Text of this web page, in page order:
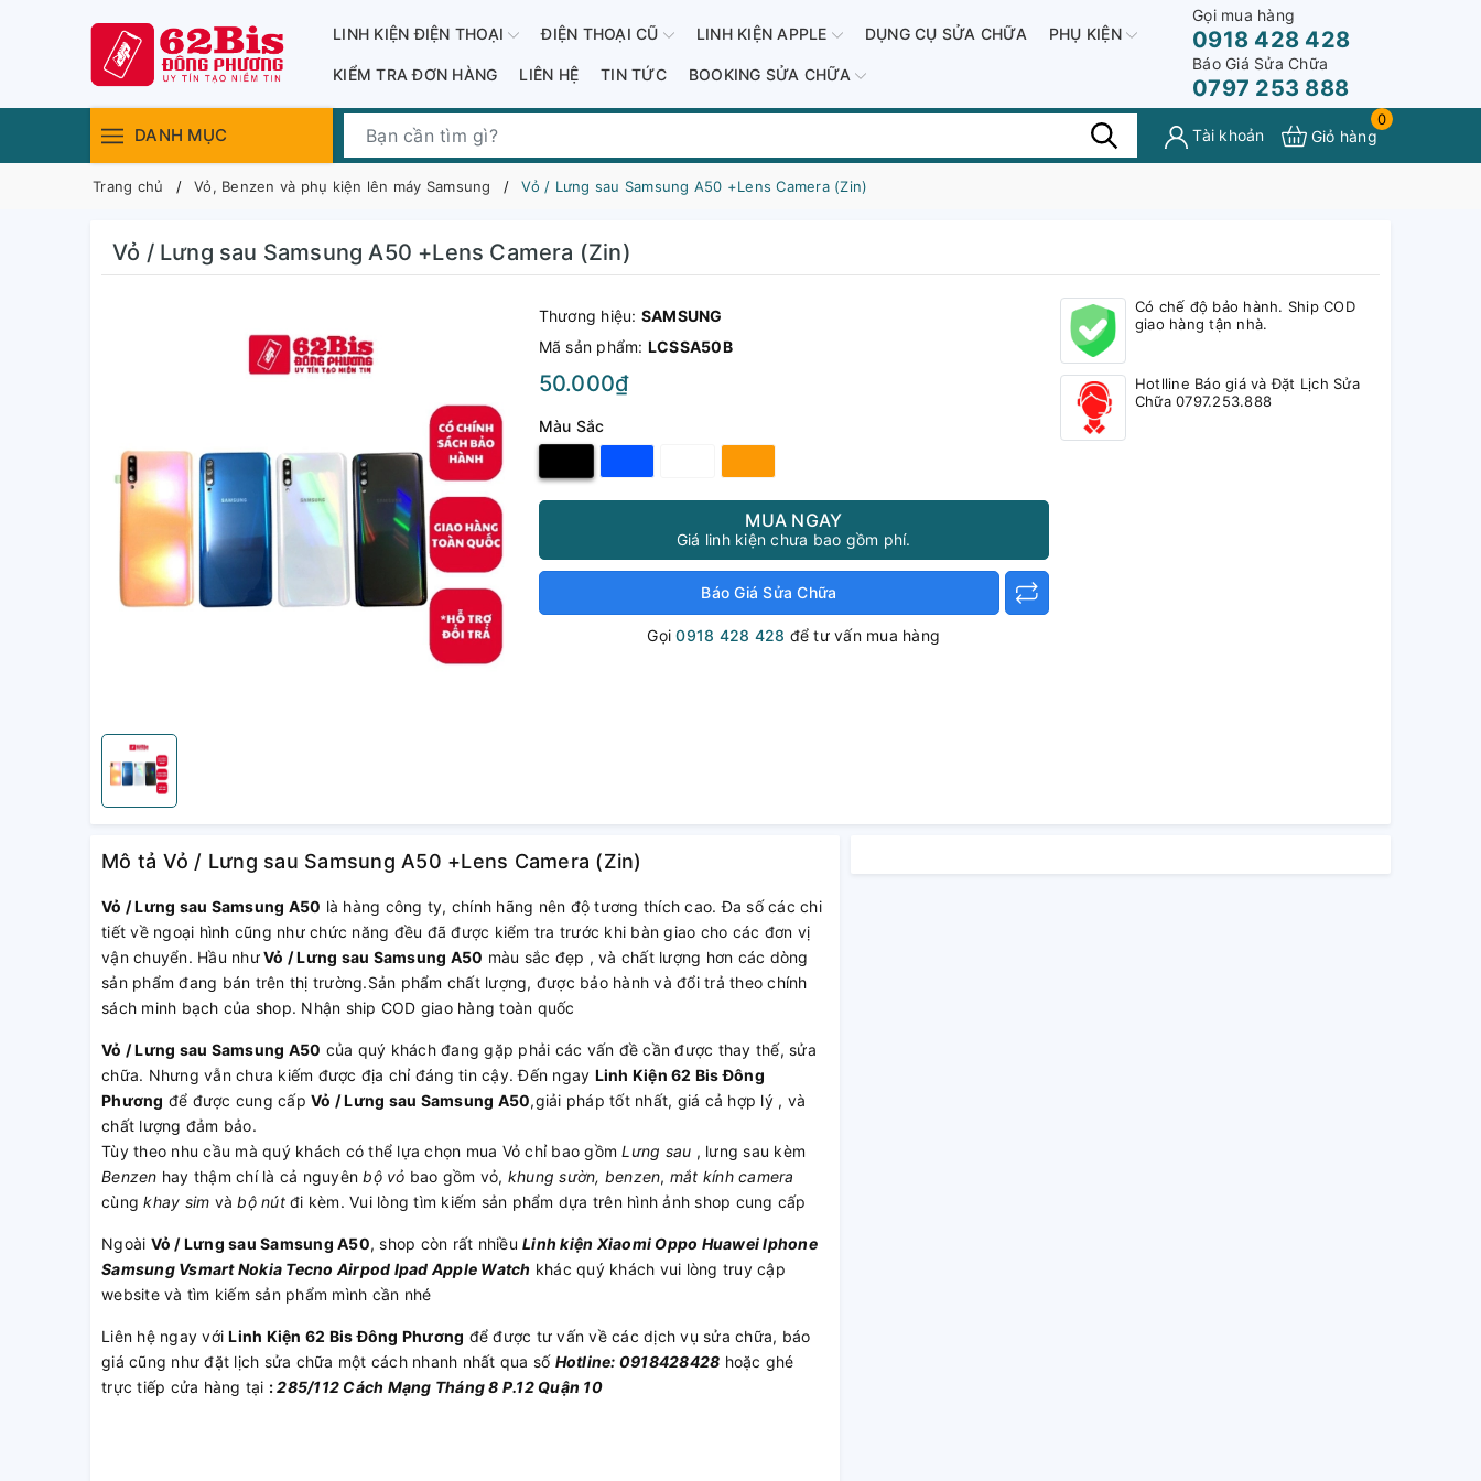
LINH KIỆN ĐIỆN THOẠI ĐIỆN THOẠI CŨ LINH KIỆN APPLE DỤNG CỤ SỬA CHỮA PHỤ KIỆN
KIỂM TRA ĐƠN HÀNG LIÊN HỆ TIN TỨC BOOKING SỬA CHỮA
Gọi mua hàng
0918 428 428
Báo Giá Sửa Chữa
0797 253 888
DANH MỤC Tài khoản
0
Giỏ hàng
Trang chủ Vỏ, Benzen và phụ kiện lên máy Samsung Vỏ / Lưng sau Samsung A50 +Lens Camera (Zin)
Vỏ / Lưng sau Samsung A50 +Lens Camera (Zin)
Thương hiệu: SAMSUNG
Mã sản phẩm: LCSSA50B
50.000₫
Màu Sắc
MUA NGAY
Giá linh kiện chưa bao gồm phí.
Báo Giá Sửa Chữa
Gọi0918 428 428 để tư vấn mua hàng
Có chế độ bảo hành. Ship COD
giao hàng tận nhà.
Hotlline Báo giá và Đặt Lịch Sửa
Chữa 0797.253.888
Mô tả Vỏ / Lưng sau Samsung A50 +Lens Camera (Zin)
Vỏ / Lưng sau Samsung A50 là hàng công ty, chính hãng nên độ tương thích cao. Đa số các chi
tiết về ngoại hình cũng như chức năng đều đã được kiểm tra trước khi bàn giao cho các đơn vị
vận chuyển. Hầu nhưVỏ / Lưng sau Samsung A50 màu sắc đẹp , và chất lượng hơn các dòng
sản phẩm đang bán trên thị trường.Sản phẩm chất lượng, được bảo hành và đổi trả theo chính
sách minh bạch của shop. Nhận ship COD giao hàng toàn quốc
Vỏ / Lưng sau Samsung A50 của quý khách đang gặp phải các vấn đề cần được thay thế, sửa
chữa. Nhưng vẫn chưa kiếm được địa chỉ đáng tin cậy. Đến ngay Linh Kiện 62 Bis Đông
Phương để được cung cấp Vỏ / Lưng sau Samsung A50,giải pháp tốt nhất, giá cả hợp lý , và
chất lượng đảm bảo.
Tùy theo nhu cầu mà quý khách có thể lựa chọn mua Vỏ chỉ bao gồmLưng sau , lưng sau kèm
Benzen hay thậm chí là cả nguyênbộ vỏ bao gồm vỏ, khung sườn, benzen, mắt kính camera
cùngkhay sim vàbộ nútđi kèm. Vui lòng tìm kiếm sản phẩm dựa trên hình ảnh shop cung cấp
Ngoài Vỏ / Lưng sau Samsung A50, shop còn rất nhiều Linh kiện Xiaomi Oppo HuaweiIphone
Samsung Vsmart Nokia Tecno Airpod Ipad Apple Watch khác quý khách vui lòng truy cập
website và tìm kiếm sản phẩm mình cần nhé
Liên hệ ngay vớiLinh Kiện 62 Bis Đông Phương để được tư vấn về các dịch vụ sửa chữa, báo
giá cũng như đặt lịch sửa chữa một cách nhanh nhất qua số Hotline: 0918428428 hoặc ghé
trực tiếp cửa hàng tại :285/112 Cách Mạng Tháng 8 P.12 Quận 10